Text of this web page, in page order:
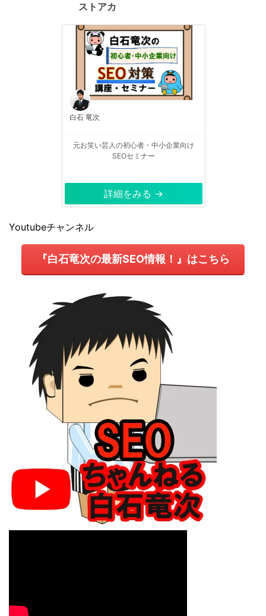
ストアカ
白石 竜次
元お笑い芸人の初心者・中小企業向け
SEOセミナー
詳細をみる →
Youtubeチャンネル
『白石竜次の最新SEO情報！』はこちら